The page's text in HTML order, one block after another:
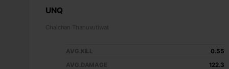
UNQ
Chaichan Thanuvutiwat
AVG.KILL
0.55
AVG.DAMAGE
122.3